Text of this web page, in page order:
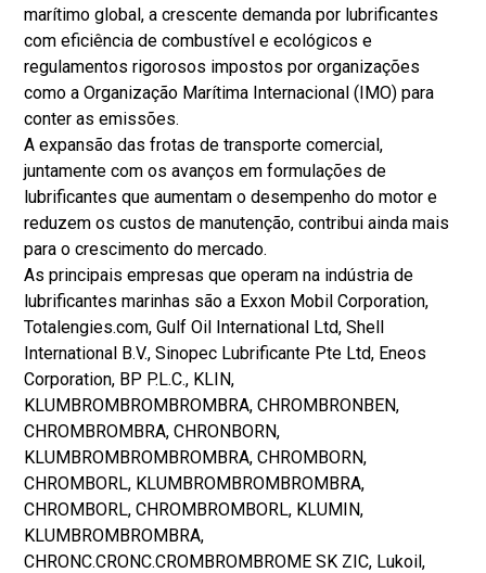
marítimo global, a crescente demanda por lubrificantes
com eficiência de combustível e ecológicos e
regulamentos rigorosos impostos por organizações
como a Organização Marítima Internacional (IMO) para
conter as emissões.
A expansão das frotas de transporte comercial,
juntamente com os avanços em formulações de
lubrificantes que aumentam o desempenho do motor e
reduzem os custos de manutenção, contribui ainda mais
para o crescimento do mercado.
As principais empresas que operam na indústria de
lubrificantes marinhas são a Exxon Mobil Corporation,
Totalengies.com, Gulf Oil International Ltd, Shell
International B.V., Sinopec Lubrificante Pte Ltd, Eneos
Corporation, BP P.L.C., KLIN,
KLUMBROMBROMBROMBRA, CHROMBRONBEN,
CHROMBROMBRA, CHRONBORN,
KLUMBROMBROMBROMBRA, CHROMBORN,
CHROMBORL, KLUMBROMBROMBROMBRA,
CHROMBORL, CHROMBROMBORL, KLUMIN,
KLUMBROMBROMBRA,
CHRONC.CRONC.CROMBROMBROME SK ZIC, Lukoil,